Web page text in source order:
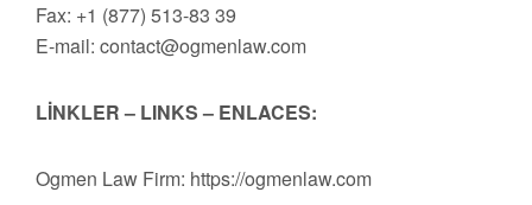
Fax: +1 (877) 513-83 39
E-mail: contact@ogmenlaw.com
LİNKLER – LINKS – ENLACES:
Ogmen Law Firm: https://ogmenlaw.com